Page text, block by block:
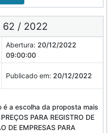
62 / 2022
Abertura: 20/12/2022
09:00:00
Publicado em: 20/12/2022
a escolha da proposta mais
PARA REGISTRO DE
DE EMPRESAS PARA